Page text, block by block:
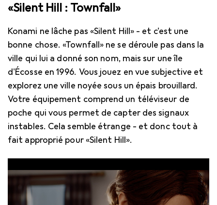
«Silent Hill : Townfall»
Konami ne lâche pas «Silent Hill» - et c'est une
bonne chose. «Townfall» ne se déroule pas dans la
ville qui lui a donné son nom, mais sur une île
d'Écosse en 1996. Vous jouez en vue subjective et
explorez une ville noyée sous un épais brouillard.
Votre équipement comprend un téléviseur de
poche qui vous permet de capter des signaux
instables. Cela semble étrange - et donc tout à
fait approprié pour «Silent Hill».